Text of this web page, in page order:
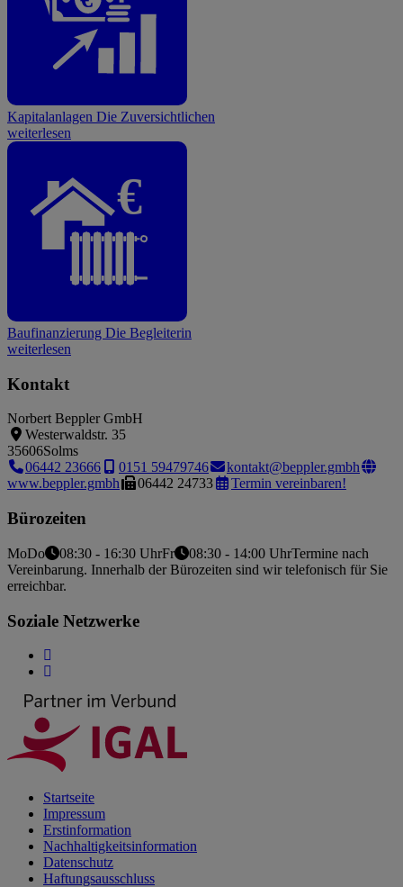
Kapitalanlagen Die Zuversichtlichen
weiterlesen
€
Baufinanzierung Die Begleiterin
weiterlesen
Kontakt
Norbert Beppler GmbH
Westerwaldstr. 35
35606Solms
06442 23666
0151 59479746
kontakt@beppler.gmbh
www.beppler.gmbh
06442 24733 Termin vereinbaren!
Bürozeiten
MoDo 08:30 - 16:30 UhrFr 08:30 - 14:00 UhrTermine nach
Vereinbarung. Innerhalb der Bürozeiten sind wir telefonisch für Sie
erreichbar.
Soziale Netzwerke
Startseite
Impressum
Erstinformation
Nachhaltigkeitsinformation
Datenschutz
Haftungsausschluss